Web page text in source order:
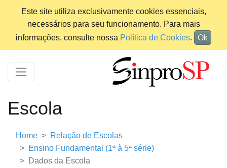
Este site utiliza exclusivamente cookies essenciais,
necessários para seu funcionamento. Para mais
informações, consulte nossa Política de Cookies. Ok
Escola
Home
Relação de Escolas
Ensino Fundamental (1ª à 5ª série)
Dados da Escola